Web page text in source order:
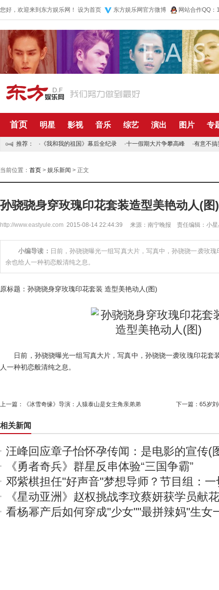
您好，欢迎来到东方娱乐网！ 设为首页 东方娱乐网官方微博 网站合作QQ
首页 明星 影视 音乐 综艺 演出 图片 专
推荐： · 《我和我的祖国》幕后全纪录 ·十一假期大片争攀高峰 ·有意不搞
当前位置： 首页 > 娱乐新闻 > 正文
孙骁骁身穿玫瑰印花套装造型美艳动人(图)
http://www.eastyule.com 2015-08-14 22:44:39 来源：南宁晚报 责任编辑：小星
小编导读： 日前，孙骁骁曝光一组写真大片，写真中，孙骁骁一袭玫
余也给人一种初恋般清纯之息。
原标题：孙骁骁身穿玫瑰印花套装 造型美艳动人(图)
日前，孙骁骁曝光一组写真大片，写真中，孙骁骁一袭玫瑰印花套
人一种初恋般清纯之息。
上一篇： 《冰雪奇缘》导演：人猿泰山是女主角亲弟弟 下一篇： 65岁
相关新闻
汪峰回应章子怡怀孕传闻：是电影的宣传(
《勇者奇兵》群星反串体验“三国争霸”
邓紫棋担任"好声音"梦想导师？节目组：
《星动亚洲》赵权挑战李玟蔡妍获学员献花
看杨幂产后如何穿成"少女""最拼辣妈"生女